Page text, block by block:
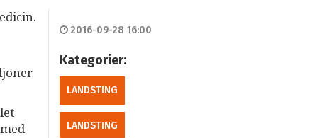
2016-09-28 16:00
Kategorier:
LANDSTING
LANDSTING